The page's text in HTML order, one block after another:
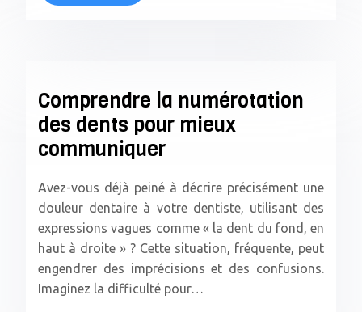
Comprendre la numérotation
des dents pour mieux
communiquer
Avez-vous déjà peiné à décrire précisément une
douleur dentaire à votre dentiste, utilisant des
expressions vagues comme « la dent du fond, en
haut à droite » ? Cette situation, fréquente, peut
engendrer des imprécisions et des confusions.
Imaginez la difficulté pour…